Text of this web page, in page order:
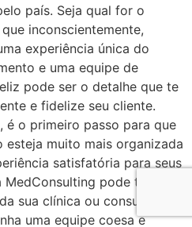
país. Seja qual for o
inconscientemente,
experiência única do
e uma equipe de
pode ser o detalhe que te
e fidelize seu cliente.
é o primeiro passo para que
esteja muito mais organizada
satisfatória para seus
pode te
sua clínica ou consultório
uma equipe coesa e